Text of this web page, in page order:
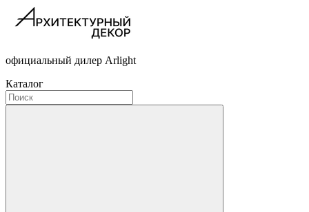
официальный дилер Arlight
Каталог